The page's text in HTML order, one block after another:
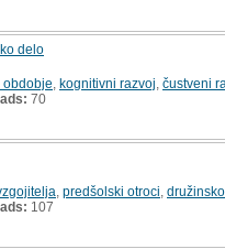
delo
obdobje kognitivni razvoj čustveni
70
predšolski otroci
107